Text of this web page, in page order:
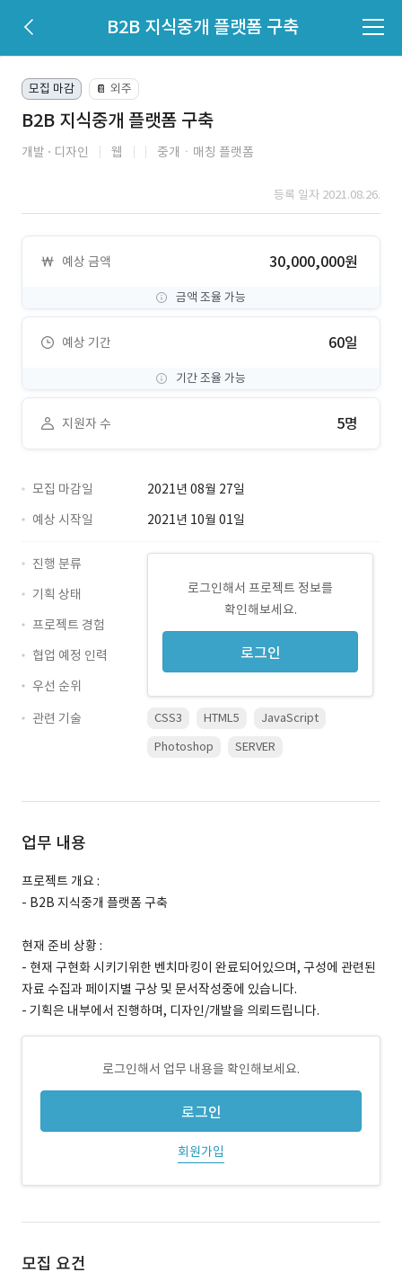
B2B 지식중개 플랫폼 구축
모집 마감 📔 외주
B2B 지식중개 플랫폼 구축
개발 디자인 웹 중개ㆍ매칭 플랫폼
등록 일자 2021.08.26.
예상 금액 30,000,000원
금액 조율 가능
예상 기간 60일
기간 조율 가능
지원자 수 5명
모집 마감일
2021년 08월 27일
예상 시작일
2021년 10월 01일
로그인해서 프로젝트 정보를
확인해보세요.
로그인
진행 분류
기획 상태
프로젝트 경험
협업 예정 인력
우선 순위
관련 기술
CSS3 HTML5
JavaScript
Photoshop
SERVER
업무 내용
프로젝트 개요 :
- B2B 지식중개 플랫폼 구축
현재 준비 상황 :
- 현재 구현화 시키기위한 벤치마킹이 완료되어있으며, 구성에 관련된
자료 수집과 페이지별 구상 및 문서작성중에 있습니다.
- 기획은 내부에서 진행하며, 디자인/개발을 의뢰드립니다.
로그인해서 업무 내용을 확인해보세요.
로그인
회원가입
모집 요건